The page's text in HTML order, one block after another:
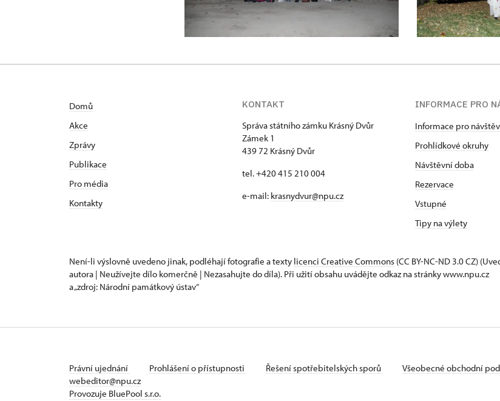
Domů
Akce
Zprávy
Publikace
Pro média
Kontakty
KONTAKT
Správa státního zámku Krásný Dvůr
Zámek 1
439 72 Krásný Dvůr
tel. +420 415 210 004
e-mail: krasnydvur@npu.cz
INFORMACE PRO
Informace pro
Prohlídkové okruhy
Návštěvní doba
Rezervace
Vstupné
Tipy na výlety
Není-li výslovně uvedeno jinak, podléhají fotografie a texty licenci Creative Commons (CC BY-NC-ND 3.0 CZ)
autora | Neužívejte dílo komerčně | Nezasahujte do díla). Při užití obsahu uvádějte odkaz na stránky www.npu.cz
a „zdroj: Národní památkový ústav“
Právní ujednání Prohlášení o přístupnosti Řešení spotřebitelských sporů Všeobecné obchodní
webeditor@npu.cz
Provozuje BluePool s.r.o.